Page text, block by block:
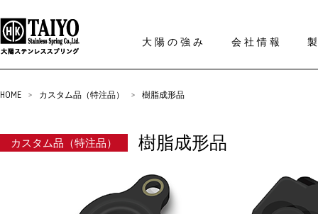
大陽の強み 会社情報
HOME > カスタム品（特注品） > 樹脂成形品
カスタム品（特注品） 樹脂成形品